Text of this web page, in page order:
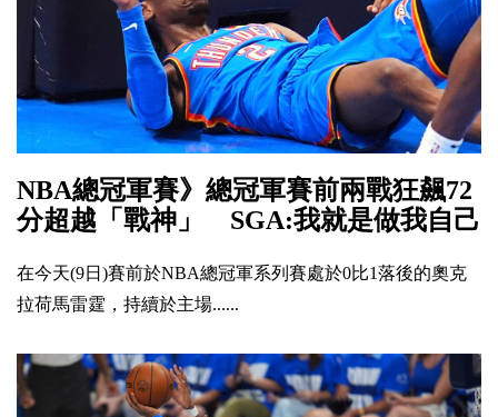
NBA總冠軍賽》總冠軍賽前兩戰狂飆72
分超越「戰神」 SGA:我就是做我自己
在今天(9日)賽前於NBA總冠軍系列賽處於0比1落後的奧克
拉荷馬雷霆，持續於主場......